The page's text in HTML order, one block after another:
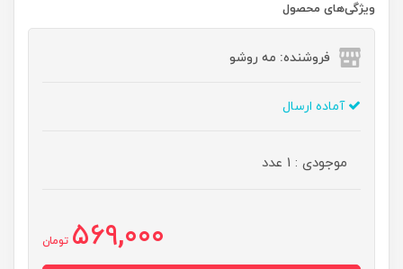
ویژگی‌های محصول
فروشنده: مه رو‌شو
آماده ارسال
موجودی : 1 عدد
569,000 تومان